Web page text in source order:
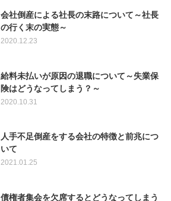
会社倒産による社長の末路について～社長
の行く末の実態～
2020.12.23
給料未払いが原因の退職について～失業保
険はどうなってしまう？～
2020.10.31
人手不足倒産をする会社の特徴と前兆につ
いて
2021.01.25
債権者集会を欠席するとどうなってしまう